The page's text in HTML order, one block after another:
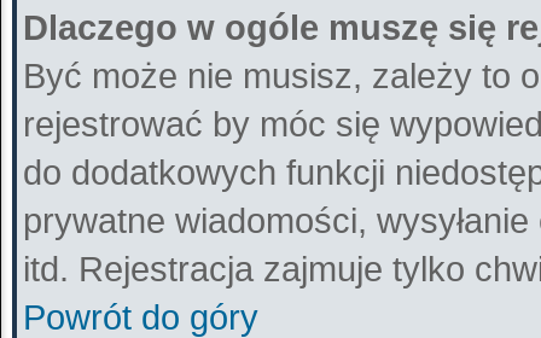
Dlaczego w ogóle muszę się
Być może nie musisz, zależy to
rejestrować by móc się
do dodatkowych funkcji
prywatne wiadomości,
itd. Rejestracja zajmuje tylko
Powrót do góry